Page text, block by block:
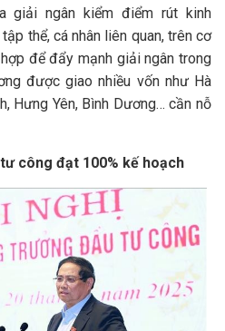
giải ngân kiểm điểm rút kinh
thể, cá nhân liên quan, trên cơ
để đẩy mạnh giải ngân trong
được giao nhiều vốn như Hà
Hưng Yên, Bình Dương… cần nỗ
công đạt 100% kế hoạch